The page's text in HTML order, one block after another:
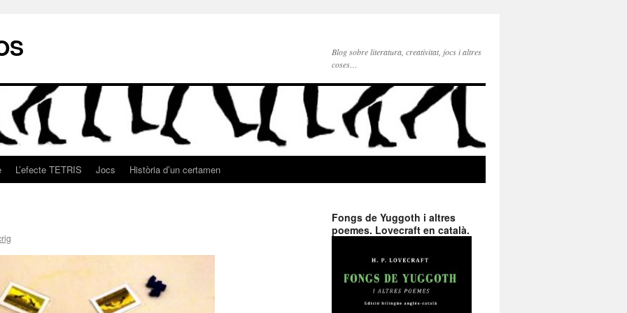
Blog sobre literatura, creativitat, jocs i altres
coses…
L’efecte TETRIS Jocs Història d’un certamen
Fongs de Yuggoth i altres
poemes. Lovecraft en català.